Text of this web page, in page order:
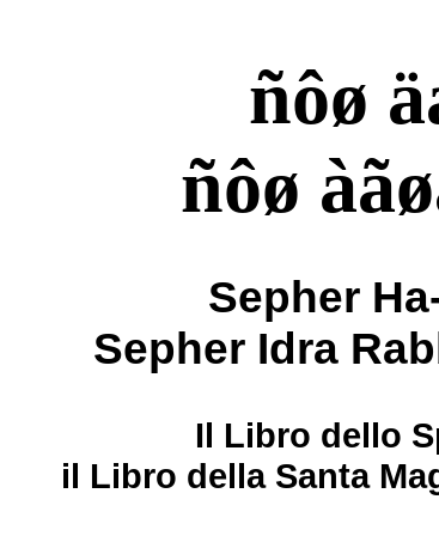
ñôø
ñôø
Sepher
Sepher Idra
Il Libro dello
il Libro della Santa